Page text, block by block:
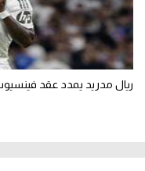
ريال مدريد يمدد عقد فينسيوس